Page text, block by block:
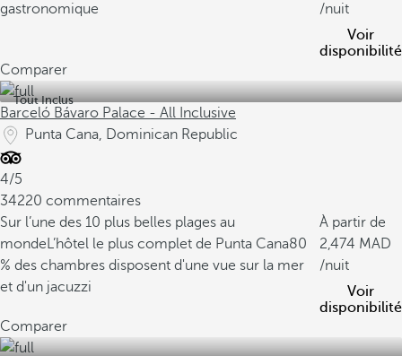
gastronomique
/nuit
Voir
disponibilité
Comparer
Tout Inclus
Barceló Bávaro Palace - All Inclusive
Punta Cana, Dominican Republic
4/5
34220 commentaires
Sur l’une des 10 plus belles plages au
mondeL’hôtel le plus complet de Punta Cana80
% des chambres disposent d'une vue sur la mer
et d'un jacuzzi
À partir de
2,474
/nuit
Voir
disponibilité
Comparer